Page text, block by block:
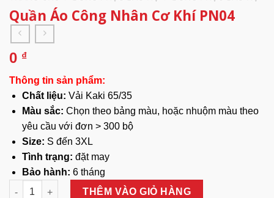
Quần Áo Công Nhân Cơ Khí PN04
0 ₫
Thông tin sản phẩm:
Chất liệu: Vải Kaki 65/35
Màu sắc: Chọn theo bảng màu, hoặc nhuộm màu theo
yêu cầu với đơn > 300 bộ
Size: S đến 3XL
Tình trạng: đặt may
Bảo hành: 6 tháng
Quần Áo Công Nhân Cơ Khí PN04 số lượng
THÊM VÀO GIỎ HÀNG